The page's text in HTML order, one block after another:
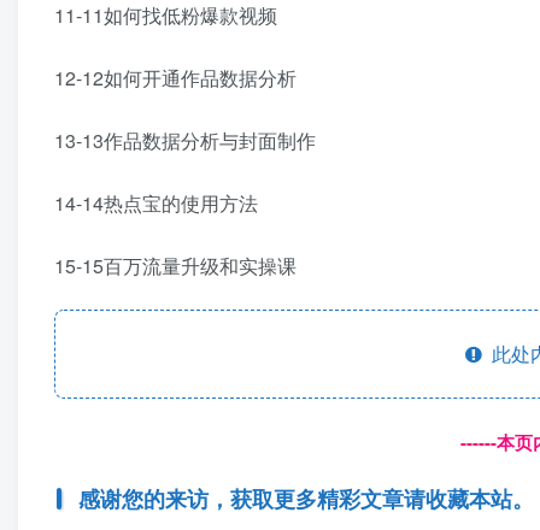
11-11如何找低粉爆款视频
12-12如何开通作品数据分析
13-13作品数据分析与封面制作
14-14热点宝的使用方法
15-15百万流量升级和实操课
此处
------本页
感谢您的来访，获取更多精彩文章请收藏本站。